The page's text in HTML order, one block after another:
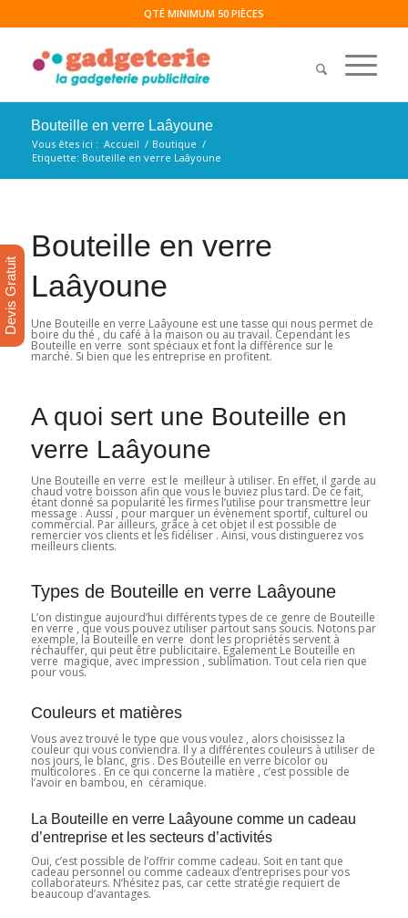
QTÉ MINIMUM 50 PIÈCES
Bouteille en verre Laâyoune
Vous êtes ici : Accueil / Boutique /
Etiquette: Bouteille en verre Laâyoune
Bouteille en verre
Laâyoune
Une Bouteille en verre Laâyoune est une tasse qui nous permet de
boire du thé , du café à la maison ou au travail. Cependant les
Bouteille en verre sont spéciaux et font la différence sur le
marché. Si bien que les entreprise en profitent.
A quoi sert une Bouteille en
verre Laâyoune
Une Bouteille en verre est le meilleur à utiliser. En effet, il garde au
chaud votre boisson afin que vous le buviez plus tard. De ce fait,
étant donné sa popularité les firmes l’utilise pour transmettre leur
message . Aussi , pour marquer un évènement sportif, culturel ou
commercial. Par ailleurs, grâce à cet objet il est possible de
remercier vos clients et les fidéliser . Ainsi, vous distinguerez vos
meilleurs clients.
Types de Bouteille en verre Laâyoune
L’on distingue aujourd’hui différents types de ce genre de Bouteille
en verre , que vous pouvez utiliser partout sans soucis. Notons par
exemple, la Bouteille en verre dont les propriétés servent à
réchauffer, qui peut être publicitaire. Egalement Le Bouteille en
verre magique, avec impression , sublimation. Tout cela rien que
pour vous.
Couleurs et matières
Vous avez trouvé le type que vous voulez , alors choisissez la
couleur qui vous conviendra. Il y a différentes couleurs à utiliser de
nos jours, le blanc, gris . Des Bouteille en verre bicolor ou
multicolores . En ce qui concerne la matière , c’est possible de
l’avoir en bambou, en céramique.
La Bouteille en verre Laâyoune comme un cadeau
d’entreprise et les secteurs d’activités
Oui, c’est possible de l’offrir comme cadeau. Soit en tant que
cadeau personnel ou comme cadeaux d’entreprises pour vos
collaborateurs. N’hésitez pas, car cette stratégie requiert de
beaucoup d’avantages.
Devis Gratuit